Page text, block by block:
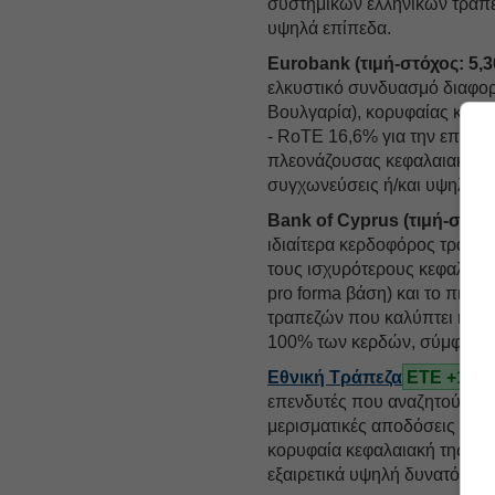
υψηλά επίπεδα.
Eurobank (τιμή-στόχος:
ελκυστικό συνδυασμό
Βουλγαρία), κορυφαίας
- RoTE 16,6% για την
πλεονάζουσας κεφαλαιακής
συγχωνεύσεις ή/και
Bank of Cyprus (τιμή-
ιδιαίτερα κερδοφόρος
τους ισχυρότερους
pro forma βάση) και το πιο
τραπεζών που καλύπτει η
100% των κερδών, σύμφωνα
Εθνική Τράπεζα ΕΤΕ
επενδυτές που αναζητούν
μερισματικές αποδόσεις και
κορυφαία κεφαλαιακή της
εξαιρετικά υψηλή